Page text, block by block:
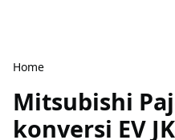
Home
Mitsubishi
konversi EV